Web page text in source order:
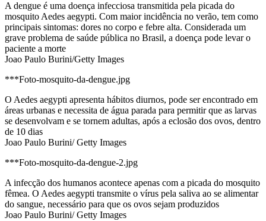
A dengue é uma doença infecciosa transmitida pela picada do
mosquito Aedes aegypti. Com maior incidência no verão, tem como
principais sintomas: dores no corpo e febre alta. Considerada um
grave problema de saúde pública no Brasil, a doença pode levar o
paciente a morte
Joao Paulo Burini/Getty Images
***Foto-mosquito-da-dengue.jpg
O Aedes aegypti apresenta hábitos diurnos, pode ser encontrado em
áreas urbanas e necessita de água parada para permitir que as larvas
se desenvolvam e se tornem adultas, após a eclosão dos ovos, dentro
de 10 dias
Joao Paulo Burini/ Getty Images
***Foto-mosquito-da-dengue-2.jpg
A infecção dos humanos acontece apenas com a picada do mosquito
fêmea. O Aedes aegypti transmite o vírus pela saliva ao se alimentar
do sangue, necessário para que os ovos sejam produzidos
Joao Paulo Burini/ Getty Images